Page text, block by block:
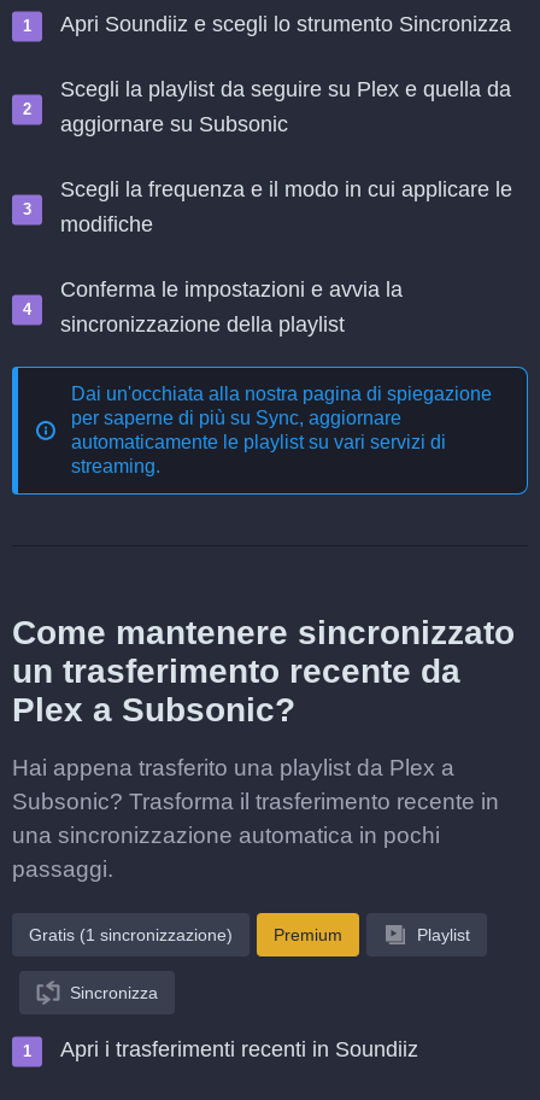
Apri Soundiiz e scegli lo strumento Sincronizza
Scegli la playlist da seguire su Plex e quella da
aggiornare su Subsonic
Scegli la frequenza e il modo in cui applicare le
modifiche
Conferma le impostazioni e avvia la
sincronizzazione della playlist
Dai un'occhiata alla nostra pagina di spiegazione
per saperne di più su Sync, aggiornare
automaticamente le playlist su vari servizi di
streaming.
Come mantenere sincronizzato
un trasferimento recente da
Plex a Subsonic?
Hai appena trasferito una playlist da Plex a
Subsonic? Trasforma il trasferimento recente in
una sincronizzazione automatica in pochi
passaggi.
Gratis (1 sincronizzazione) Premium Playlist
Sincronizza
Apri i trasferimenti recenti in Soundiiz